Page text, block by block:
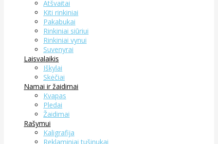
Atšvaitai
Kiti rinkiniai
Pakabukai
Rinkiniai siūriui
Rinkiniai vynui
Suvenyrai
Laisvalaikis
Iškylai
Skėčiai
Namai ir žaidimai
Kvapas
Pledai
Žaidimai
Rašymui
Kaligrafija
Reklaminiai tušinukai